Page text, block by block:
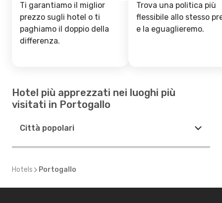
Ti garantiamo il miglior
prezzo sugli hotel o ti
paghiamo il doppio della
differenza.
Trova una politica più
flessibile allo stesso
e la eguaglieremo.
Hotel più apprezzati nei luoghi più
visitati in Portogallo
Città popolari
Hotels Portogallo